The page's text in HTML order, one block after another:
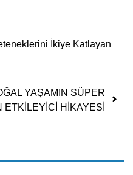
İkiye Katlayan
YAŞAMIN SÜPER
ETKİLEYİCİ HİKAYESİ